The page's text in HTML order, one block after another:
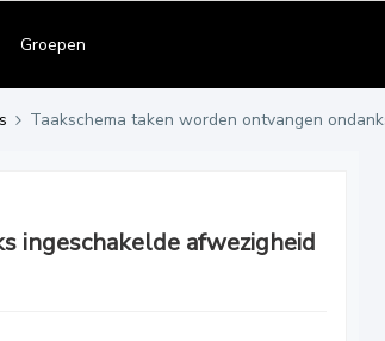
Groepen
Taakschema taken worden ontvangen
ingeschakelde afwezigheid